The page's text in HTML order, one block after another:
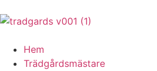
Hem
Trädgårdsmästare